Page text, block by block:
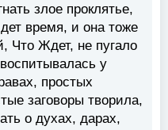
злое проклятье,
время, и она тоже
Что Ждет, не пугало
у
простых
заговоры творила,
о духах, дарах,